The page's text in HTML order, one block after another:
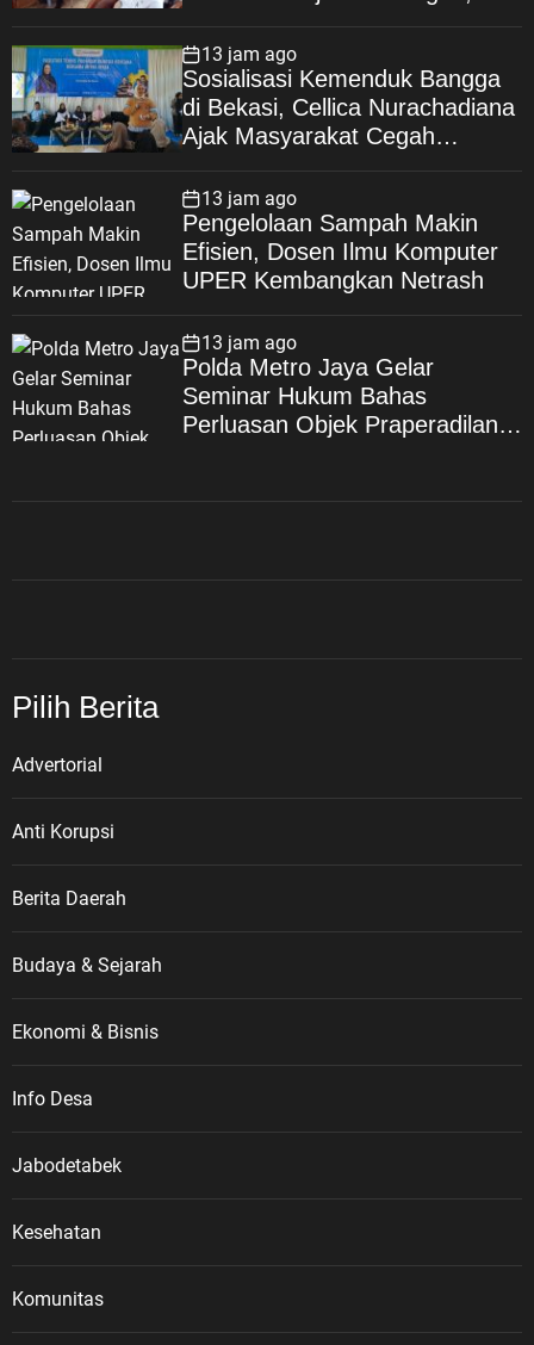
Depan
13 jam ago
Sosialisasi Kemenduk Bangga
di Bekasi, Cellica Nurachadiana
Ajak Masyarakat Cegah
Keluarga Berkualitas
13 jam ago
Pengelolaan Sampah Makin
Efisien, Dosen Ilmu Komputer
UPER Kembangkan Netrash
13 jam ago
Polda Metro Jaya Gelar
Seminar Hukum Bahas
Perluasan Objek Praperadilan
Pilih Berita
Advertorial
Anti Korupsi
Berita Daerah
Budaya & Sejarah
Ekonomi & Bisnis
Info Desa
Jabodetabek
Kesehatan
Komunitas